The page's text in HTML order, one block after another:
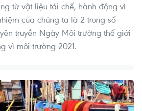
từ vật liệu tái chế, hành động vì
của chúng ta là 2 trong số
truyền Ngày Môi trường thế giới
vì môi trường 2021.